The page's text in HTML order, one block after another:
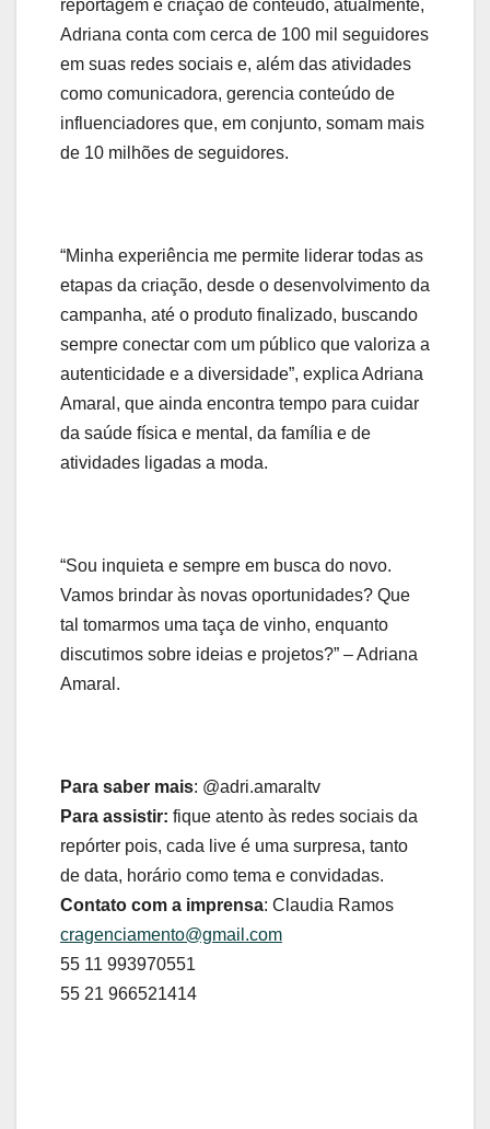
reportagem e criação de conteúdo, atualmente,
Adriana conta com cerca de 100 mil seguidores
em suas redes sociais e, além das atividades
como comunicadora, gerencia conteúdo de
influenciadores que, em conjunto, somam mais
de 10 milhões de seguidores.
“Minha experiência me permite liderar todas as
etapas da criação, desde o desenvolvimento da
campanha, até o produto finalizado, buscando
sempre conectar com um público que valoriza a
autenticidade e a diversidade”, explica Adriana
Amaral, que ainda encontra tempo para cuidar
da saúde física e mental, da família e de
atividades ligadas a moda.
“Sou inquieta e sempre em busca do novo.
Vamos brindar às novas oportunidades? Que
tal tomarmos uma taça de vinho, enquanto
discutimos sobre ideias e projetos?” – Adriana
Amaral.
Para saber mais: @adri.amaraltv
Para assistir: fique atento às redes sociais da
repórter pois, cada live é uma surpresa, tanto
de data, horário como tema e convidadas.
Contato com a imprensa: Claudia Ramos
cragenciamento@gmail.com
55 11 993970551
55 21 966521414